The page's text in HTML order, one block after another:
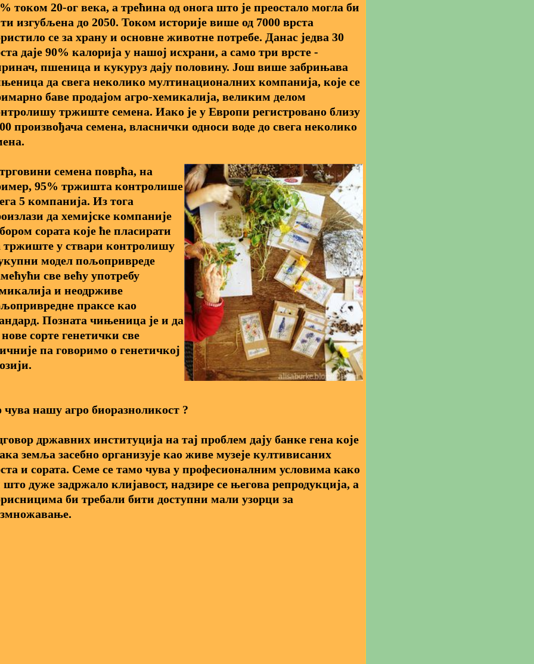
током 20-ог века, а трећина од онога што је преостало могла би
изгубљена до 2050. Током историје више од 7000 врста
се за храну и основне животне потребе. Данас једва 30
даје 90% калорија у нашој исхрани, а само три врсте -
пшеница и кукуруз дају половину. Још више забрињава
да свега неколико мултинационалних компанија, које се
баве продајом агро-хемикалија, великим делом
тржиште семена. Иако је у Европи регистровано близу
произвођача семена, власнички односи воде до свега неколико
семена поврћа, на
95% тржишта контролише
5 компанија. Из тога
да хемијске компаније
сората које ће пласирати
тржиште у ствари контролишу
модел пољопривреде
све већу употребу
и неодрживе
праксе као
Позната чињеница је и да
нове сорте генетички све
па говоримо о генетичкој
чува нашу агро биоразноликост ?
државних институција на тај проблем дају банке гена које
земља засебно организује као живе музеје култивисаних
и сората. Семе се тамо чува у професионалним условима како
што дуже задржало клијавост, надзире се његова репродукција, а
би требали бити доступни мали узорци за